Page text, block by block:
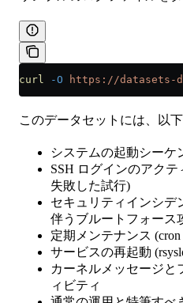
curl -O https://datasets-
このデータセットには、以
システムの起動シーケ
SSH ログインのアク
失敗した試行)
セキュリティインシデ
伴うブルートフォース
定期メンテナンス (cron
サービスの再起動
カーネルメッセージと
ィビティ